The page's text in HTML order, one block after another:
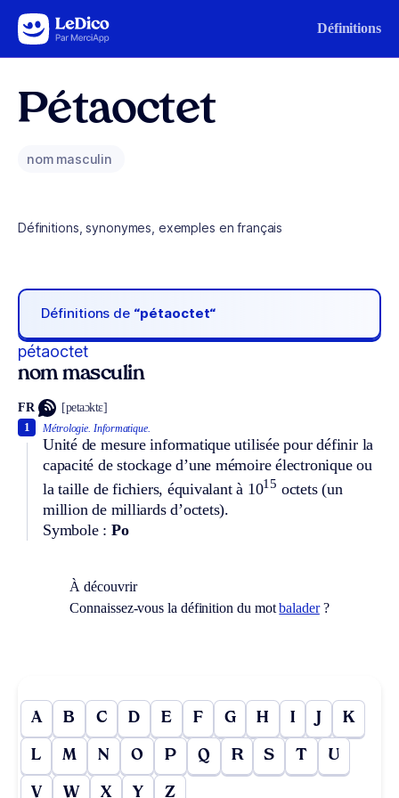
Aller au contenu Définitions
Pétaoctet
nom masculin
Définitions, synonymes, exemples en français
Définitions de “pétaoctet“
pétaoctet
nom masculin
FR [petaɔktɛ]
Métrologie. Informatique.
Unité de mesure informatique utilisée pour définir la
capacité de stockage d’une mémoire électronique ou
la taille de fichiers, équivalant à 1015 octets (un
million de milliards d’octets).
Symbole : Po
1
À découvrir
Connaissez-vous la définition du motbalader?
A B C D E F G H I J K
L M N O P Q R S T U
V W X Y Z